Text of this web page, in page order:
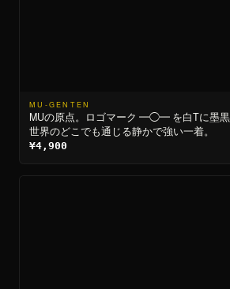
MU-GENTEN
MUの原点。ロゴマーク ━◯━ を白Tに墨黒
世界のどこでも通じる静かで強い一着。
¥4,900